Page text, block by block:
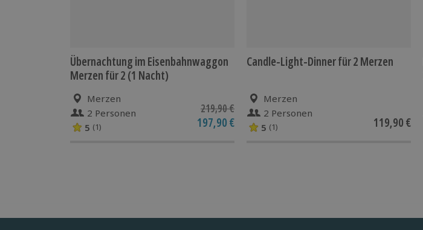
Übernachtung im Eisenbahnwaggon
Merzen für 2 (1 Nacht)
Merzen
2 Personen
5 (1)
219,90 €
197,90 €
Candle-Light-Dinner für 2 Merzen
Merzen
2 Personen
5 (1) 119,90 €